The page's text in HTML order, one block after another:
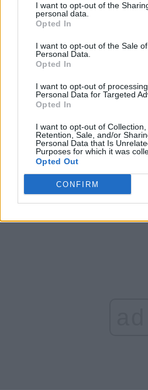
I want to opt-out of the
personal data.
Opted In
I want to opt-out of the Sale
Personal Data.
Opted In
I want to opt-out of
Personal Data for Targeted
Opted In
I want to opt-out of Collection,
Retention, Sale, and/or
Personal Data that Is
Purposes for which it was
Opted Out
CONFIRM
PUSL (D. Voiculescu)
PNȚCD (Pavelescu)
PNCR (Terheș)
Partidul Patrioților (Surugiu)
FAR (Coarnă)
România pe Primul Loc
Arhiva sondajelor